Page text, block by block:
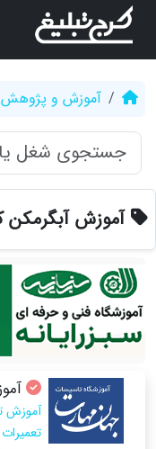
آموزش و پژوهش
آموزش آبگرمکن
آموزش